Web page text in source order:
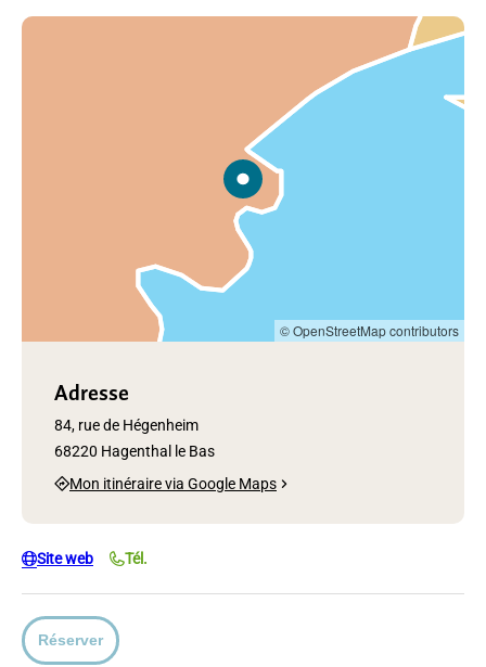
© OpenStreetMap contributors
Adresse
84, rue de Hégenheim
68220 Hagenthal le Bas
Mon itinéraire via Google Maps
Site web Tél.
Réserver